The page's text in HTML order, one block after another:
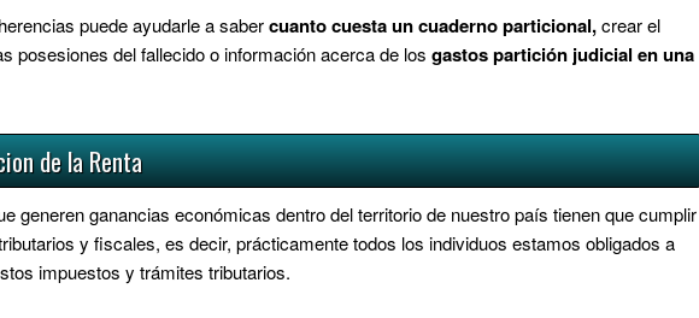
puede ayudarle a sabercuanto cuesta un cuaderno particional,crear el
posesiones del fallecido o información acerca de los gastos partición judicial en una
de la Renta
generen ganancias económicas dentro del territorio de nuestro país tienen que cumplir
y fiscales, es decir, prácticamente todos los individuos estamos obligados a
impuestos y trámites tributarios.